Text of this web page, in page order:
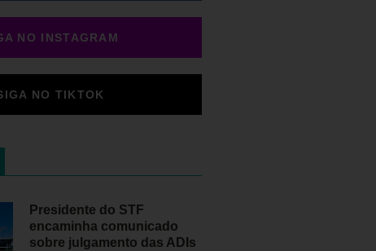
NO INSTAGRAM
NO TIKTOK
Presidente do STF
encaminha comunicado
sobre julgamento das ADIs